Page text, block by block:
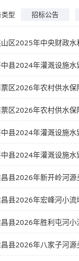
型 招标公告
区2025年中央财政水利救灾
县2024年灌溉设施水
区2026年农村供水
区2026年农村供水
县2024年灌溉设施
县2024年灌溉设施
县2026年新开岭河
县2026年宏峰河小
县2026年胜利屯河
县2026年八家子河